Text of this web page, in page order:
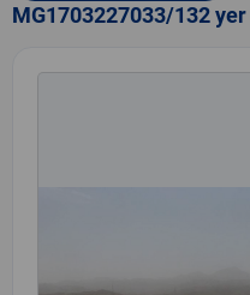
MG1703227033/132